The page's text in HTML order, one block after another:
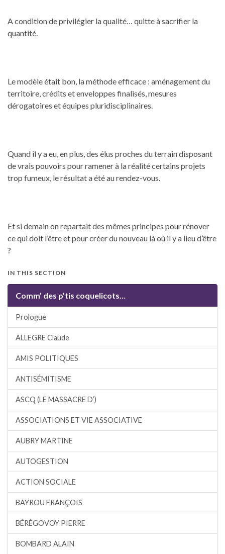
A condition de privilégier la qualité… quitte à sacrifier la
quantité.
Le modèle était bon, la méthode efficace : aménagement du
territoire, crédits et enveloppes finalisés, mesures
dérogatoires et équipes pluridisciplinaires.
Quand il y a eu, en plus, des élus proches du terrain disposant
de vrais pouvoirs pour ramener à la réalité certains projets
trop fumeux, le résultat a été au rendez-vous.
Et si demain on repartait des mêmes principes pour rénover
ce qui doit l’être et pour créer du nouveau là où il y a lieu d’être
?
IN THIS SECTION
Comm’ des p’tis coquelicots…
Prologue
ALLEGRE Claude
AMIS POLITIQUES
ANTISÉMITISME
ASCQ (LE MASSACRE D’)
ASSOCIATIONS ET VIE ASSOCIATIVE
AUBRY MARTINE
AUTOGESTION
ACTION SOCIALE
BAYROU FRANÇOIS
BÉRÉGOVOY PIERRE
BOMBARD ALAIN